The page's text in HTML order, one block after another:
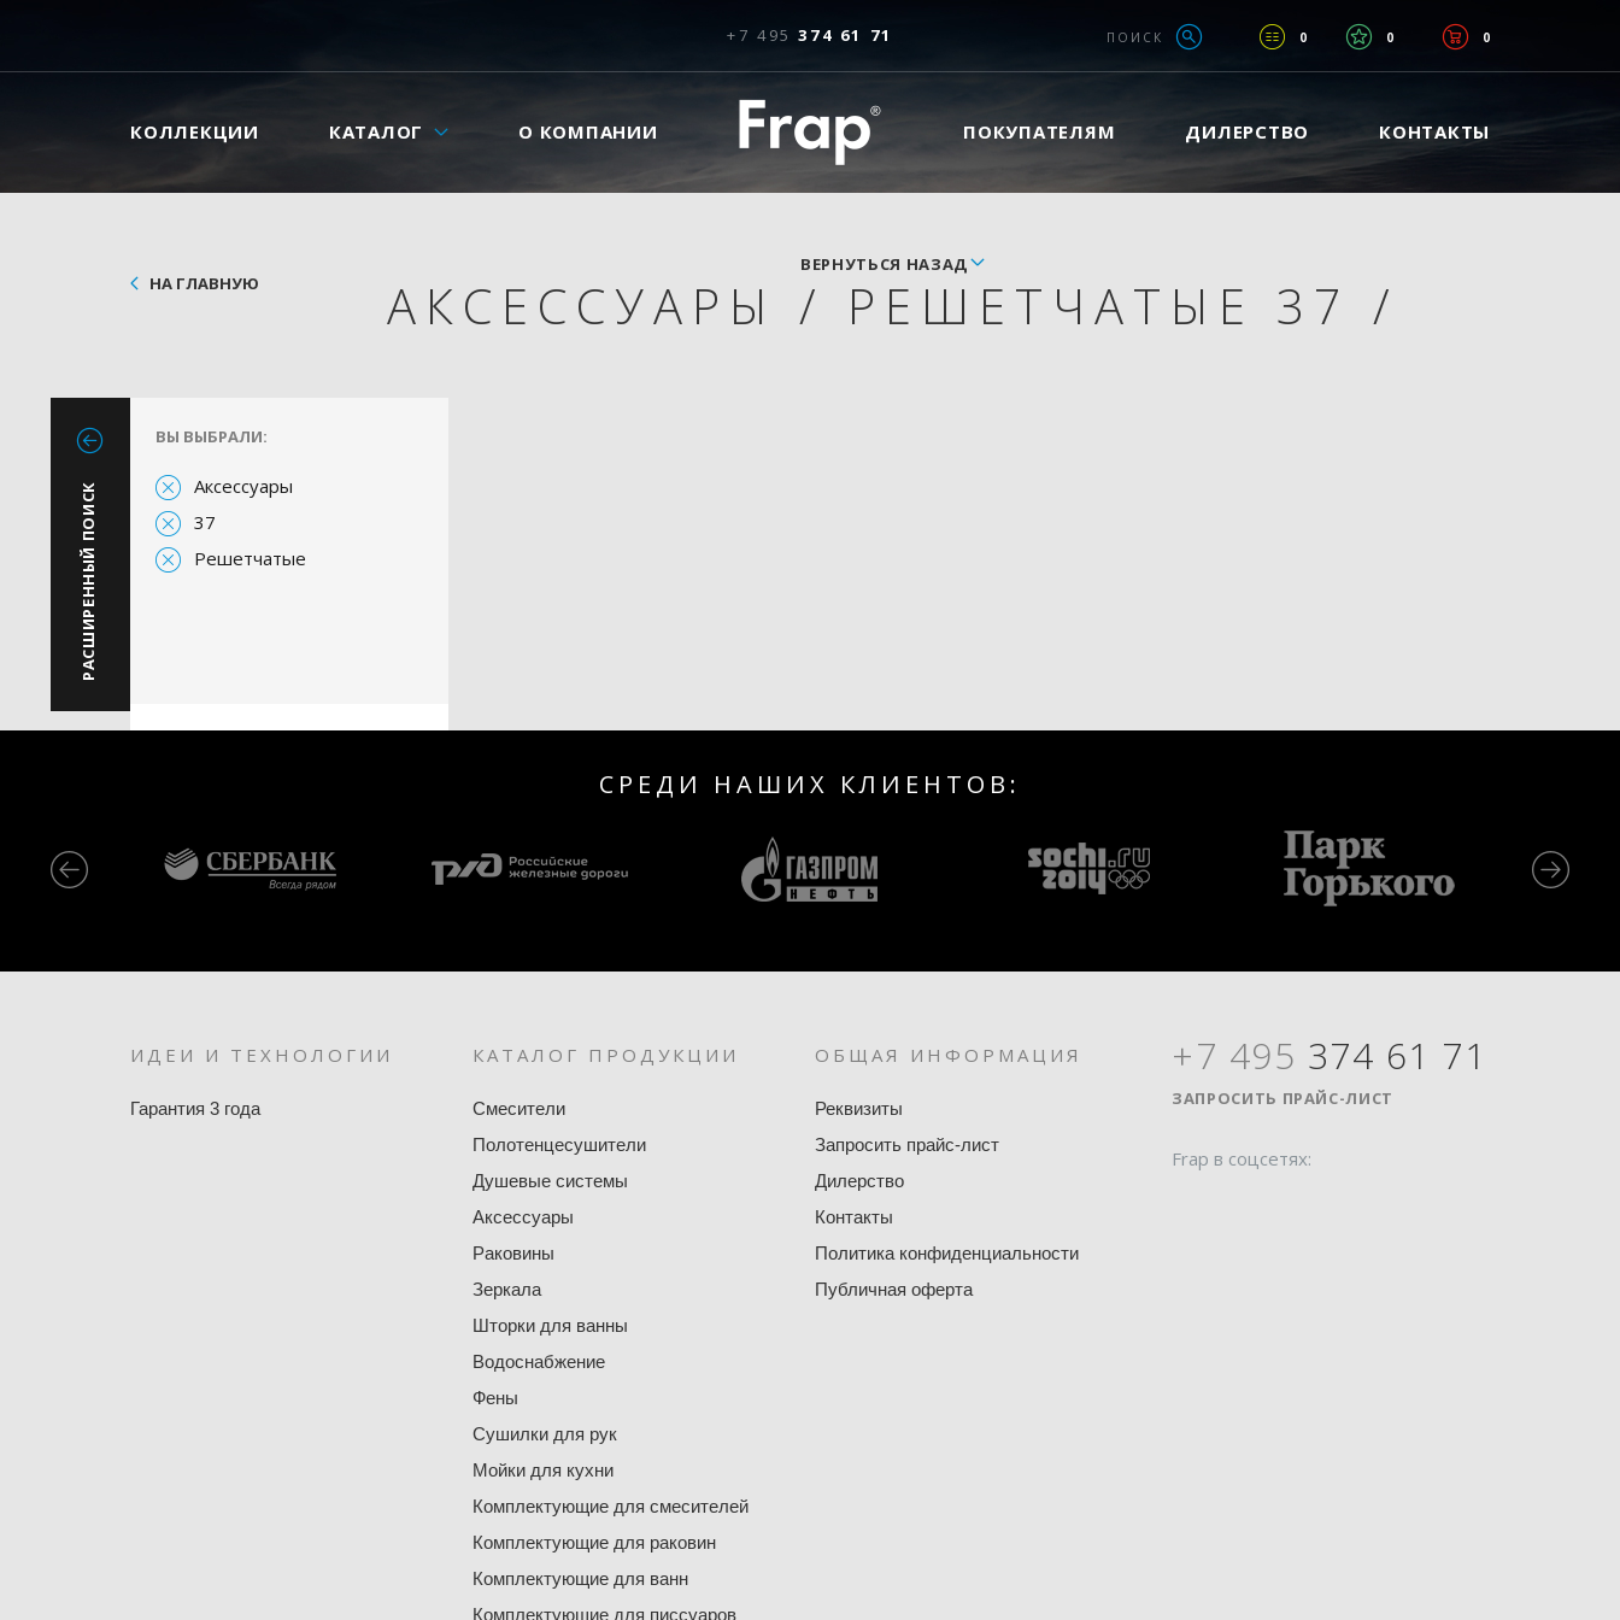
+7 495 374 61 71 0 0 0
ПОИСК
КОЛЛЕКЦИИ КАТАЛОГ О КОМПАНИИ ПОКУПАТЕЛЯМ ДИЛЕРСТВО КОНТАКТЫ
НА ГЛАВНУЮ
ВЕРНУТЬСЯ НАЗАД
АКСЕССУАРЫ / РЕШЕТЧАТЫЕ 37 /
РАСШИРЕННЫЙ ПОИСК
ВЫ ВЫБРАЛИ:
Аксессуары
37
Решетчатые
СРЕДИ НАШИХ КЛИЕНТОВ:
ИДЕИ И ТЕХНОЛОГИИ
Гарантия 3 года
КАТАЛОГ ПРОДУКЦИИ
Смесители
Полотенцесушители
Душевые системы
Аксессуары
Раковины
Зеркала
Шторки для ванны
Водоснабжение
Фены
Сушилки для рук
Мойки для кухни
Комплектующие для смесителей
Комплектующие для раковин
Комплектующие для ванн
Комплектующие для писсуаров
ОБЩАЯ ИНФОРМАЦИЯ
Реквизиты
Запросить прайс-лист
Дилерство
Контакты
Политика конфиденциальности
Публичная оферта
+7 495 374 61 71
ЗАПРОСИТЬ ПРАЙС-ЛИСТ
Frap в соцсетях: